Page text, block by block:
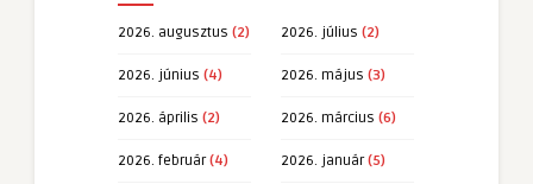
2026. augusztus (2) 2026. július (2)
2026. június (4) 2026. május (3)
2026. április (2) 2026. március (6)
2026. február(4) 2026. január(5)